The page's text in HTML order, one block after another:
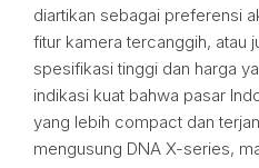
diartikan sebagai preferensi
fitur kamera tercanggih, atau
spesifikasi tinggi dan harga
indikasi kuat bahwa pasar
yang lebih compact dan
mengusung DNA X-series,